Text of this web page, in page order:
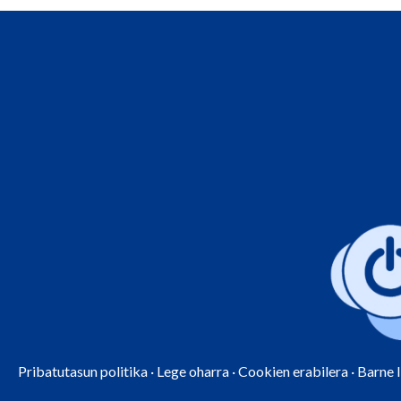
Pribatutasun politika · Lege oharra ·Cookien erabilera · Barne